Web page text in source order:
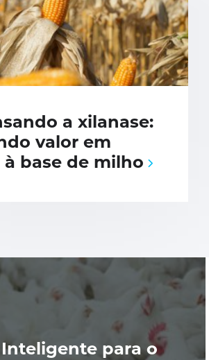
a xilanase:
valor em
à base de milho
para o